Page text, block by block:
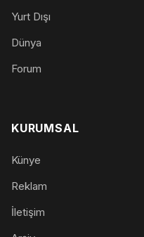
Yurt Dışı
Dünya
Forum
KURUMSAL
Künye
Reklam
İletişim